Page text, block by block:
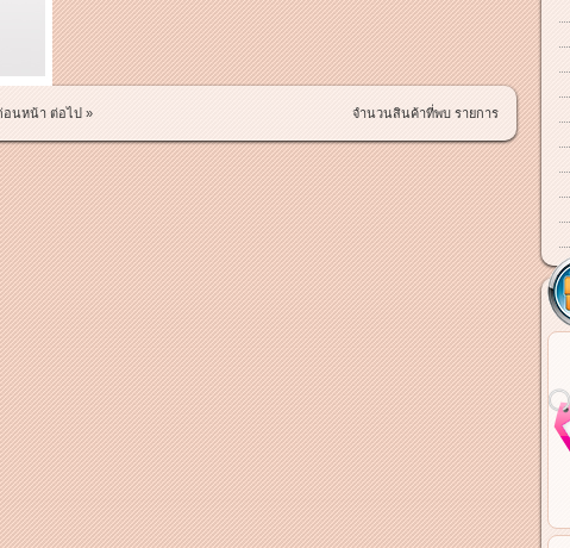
จำนวนสินค้าที่พบ รายการ
อนหน้า ต่อไป »